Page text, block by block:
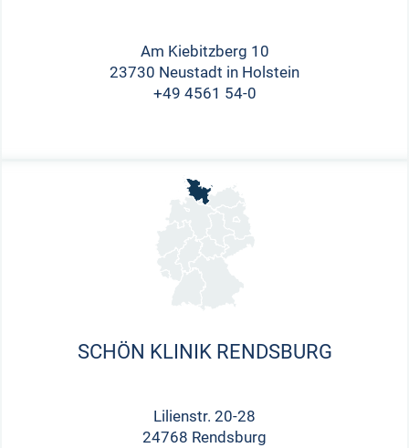
Am Kiebitzberg 10
23730 Neustadt in Holstein
+49 4561 54-0
SCHÖN KLINIK RENDSBURG
Lilienstr. 20-28
24768 Rendsburg